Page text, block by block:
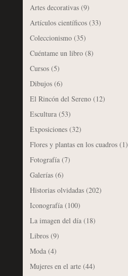
Artes decorativas(9)
Artículos científicos(33)
Coleccionismo(35)
Cuéntame un libro(8)
Cursos(5)
Dibujos(6)
El Rincón del Sereno(12)
Escultura(53)
Exposiciones(32)
Flores y plantas en los cuadros(1)
Fotografía(7)
Galerías(6)
Historias olvidadas(202)
Iconografía(100)
La imagen del día(18)
Libros(9)
Moda(4)
Mujeres en el arte(44)